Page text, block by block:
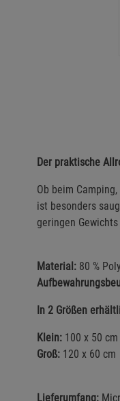
Der praktische
Ob beim
ist besonders
geringen
Material: 80 %
In 2 Größen
Klein: 100 x 50 cm
Groß: 120 x 60 cm
Lieferumfang: